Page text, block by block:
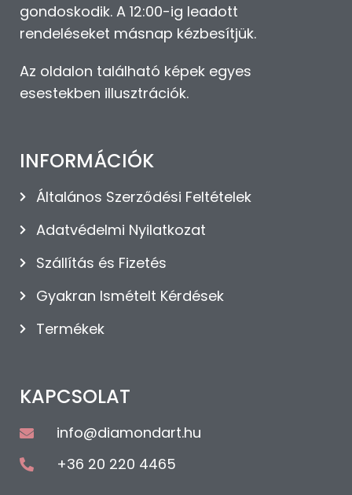
gondoskodik. A 12:00-ig leadott
rendeléseket másnap kézbesítjük.
Az oldalon található képek egyes
esestekben illusztrációk.
INFORMÁCIÓK
Általános Szerződési Feltételek
Adatvédelmi Nyilatkozat
Szállítás és Fizetés
Gyakran Ismételt Kérdések
Termékek
KAPCSOLAT
info@diamondart.hu
+36 20 220 4465